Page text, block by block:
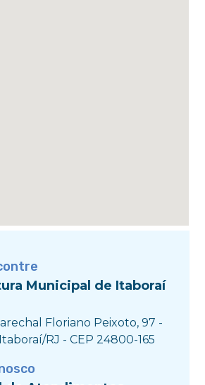
Municipal de Itaboraí
Floriano Peixoto, 97 -
RJ - CEP 24800-165